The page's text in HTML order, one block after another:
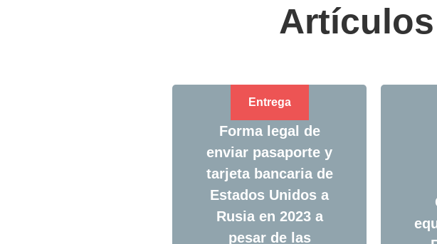
Entrega
Forma legal de
enviar pasaporte y
tarjeta bancaria de
Estados Unidos a
Rusia en 2023 a
pesar de las